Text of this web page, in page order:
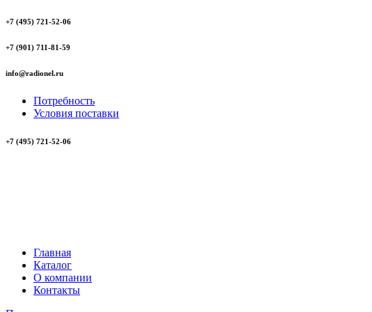
+7 (495) 721-52-06
+7 (901) 711-81-59
info@radionel.ru
Потребность
Условия поставки
+7 (495) 721-52-06
Главная
Каталог
О компании
Контакты